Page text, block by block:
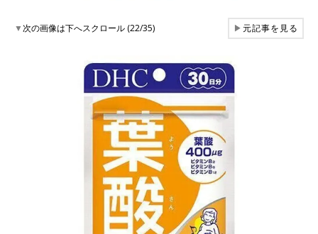
▼次の画像は下へスクロール (22/35) ▶元記事を見る